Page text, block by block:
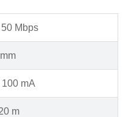
50 Mbps
100 mA
m